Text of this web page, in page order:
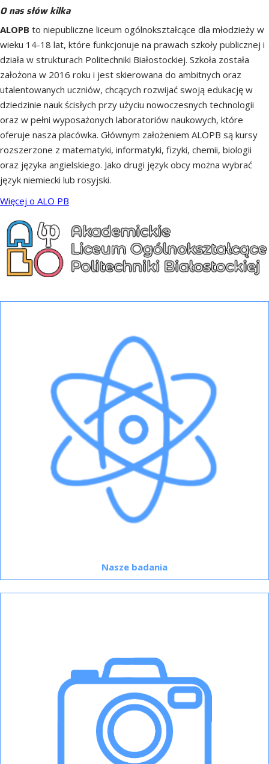
O nas słów kilka
ALOPB to niepubliczne liceum ogólnokształcące dla młodzieży w
wieku 14-18 lat, które funkcjonuje na prawach szkoły publicznej i
działa w strukturach Politechniki Białostockiej. Szkoła została
założona w 2016 roku i jest skierowana do ambitnych oraz
utalentowanych uczniów, chcących rozwijać swoją edukację w
dziedzinie nauk ścisłych przy użyciu nowoczesnych technologii
oraz w pełni wyposażonych laboratoriów naukowych, które
oferuje nasza placówka. Głównym założeniem ALOPB są kursy
rozszerzone z matematyki, informatyki, fizyki, chemii, biologii
oraz języka angielskiego. Jako drugi język obcy można wybrać
język niemiecki lub rosyjski.
Więcej o ALO PB
Nasze badania